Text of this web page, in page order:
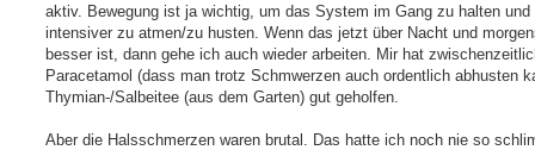
aktiv. Bewegung ist ja wichtig, um das System im Gang zu halten und
intensiver zu atmen/zu husten. Wenn das jetzt über Nacht und
besser ist, dann gehe ich auch wieder arbeiten. Mir hat
Paracetamol (dass man trotz Schmwerzen auch ordentlich abhusten
Thymian-/Salbeitee (aus dem Garten) gut geholfen.
Aber die Halsschmerzen waren brutal. Das hatte ich noch nie so